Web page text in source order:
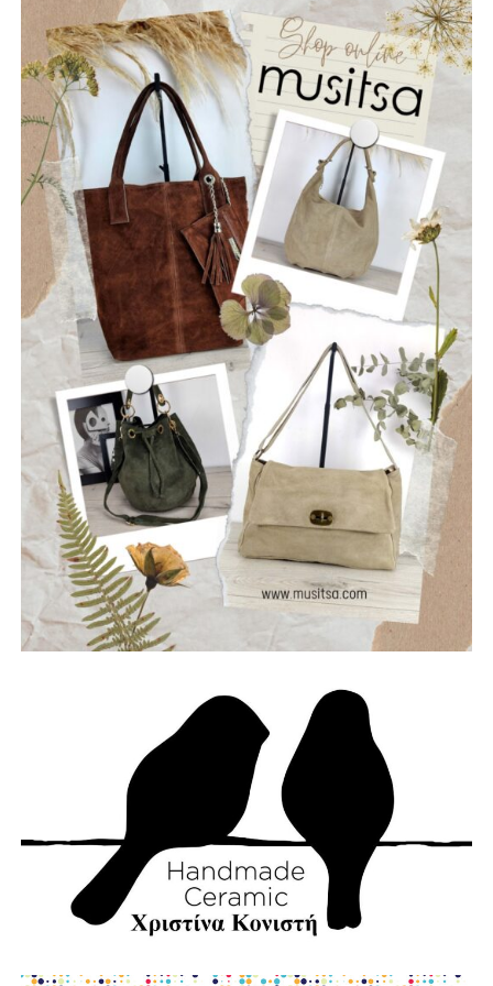
(rhythm + vocals) και Chris Fakiolas στα lead vocals.
ΡΩΓΜΕΣ
Οι “Ρωγμές” είναι ένα νεοσύστατο ελληνικό ροκ
συγκρότημα που ιδρύθηκε τον Ιούλιο του 2025, με έδρα
την Ναύπακτο. Το όνομά τους αντικατοπτρίζει τη
φιλοσοφία τους: να ραγίσουν τις βεβαιότητες, να σπάσουν
τη σιωπή και να αφήσουν το φως να περάσει μέσα από τις
ρωγμές της καθημερινότητας. Με ήχο που ισορροπεί
ανάμεσα στο εναλλακτικό ροκ, τον ελληνικό στίχο και την
ωμή ενέργεια της σκηνής, οι Ρωγμές δημιουργούν
μουσική που μιλά για την κοινωνία, τις εσωτερικές μάχες
και την ανάγκη για αλήθεια.
Μέλη του συγκροτήματος: Ανδρεόπουλος Αντώνης –
Φωνή & Κιθάρα, Σαράντης Δημήτρης – Κιθάρα, Νικολάου
Θωμάς – Μπάσο, Μηλιώνης Γρηγόρης – Τύμπανα.